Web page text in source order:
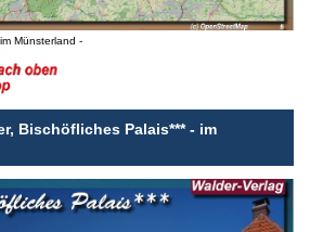
Münsterland -
Bischöfliches Palais*** - im